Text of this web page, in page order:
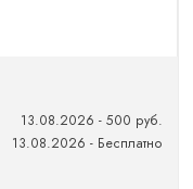
13.08.2026 - 500 руб.
13.08.2026 - Бесплатно